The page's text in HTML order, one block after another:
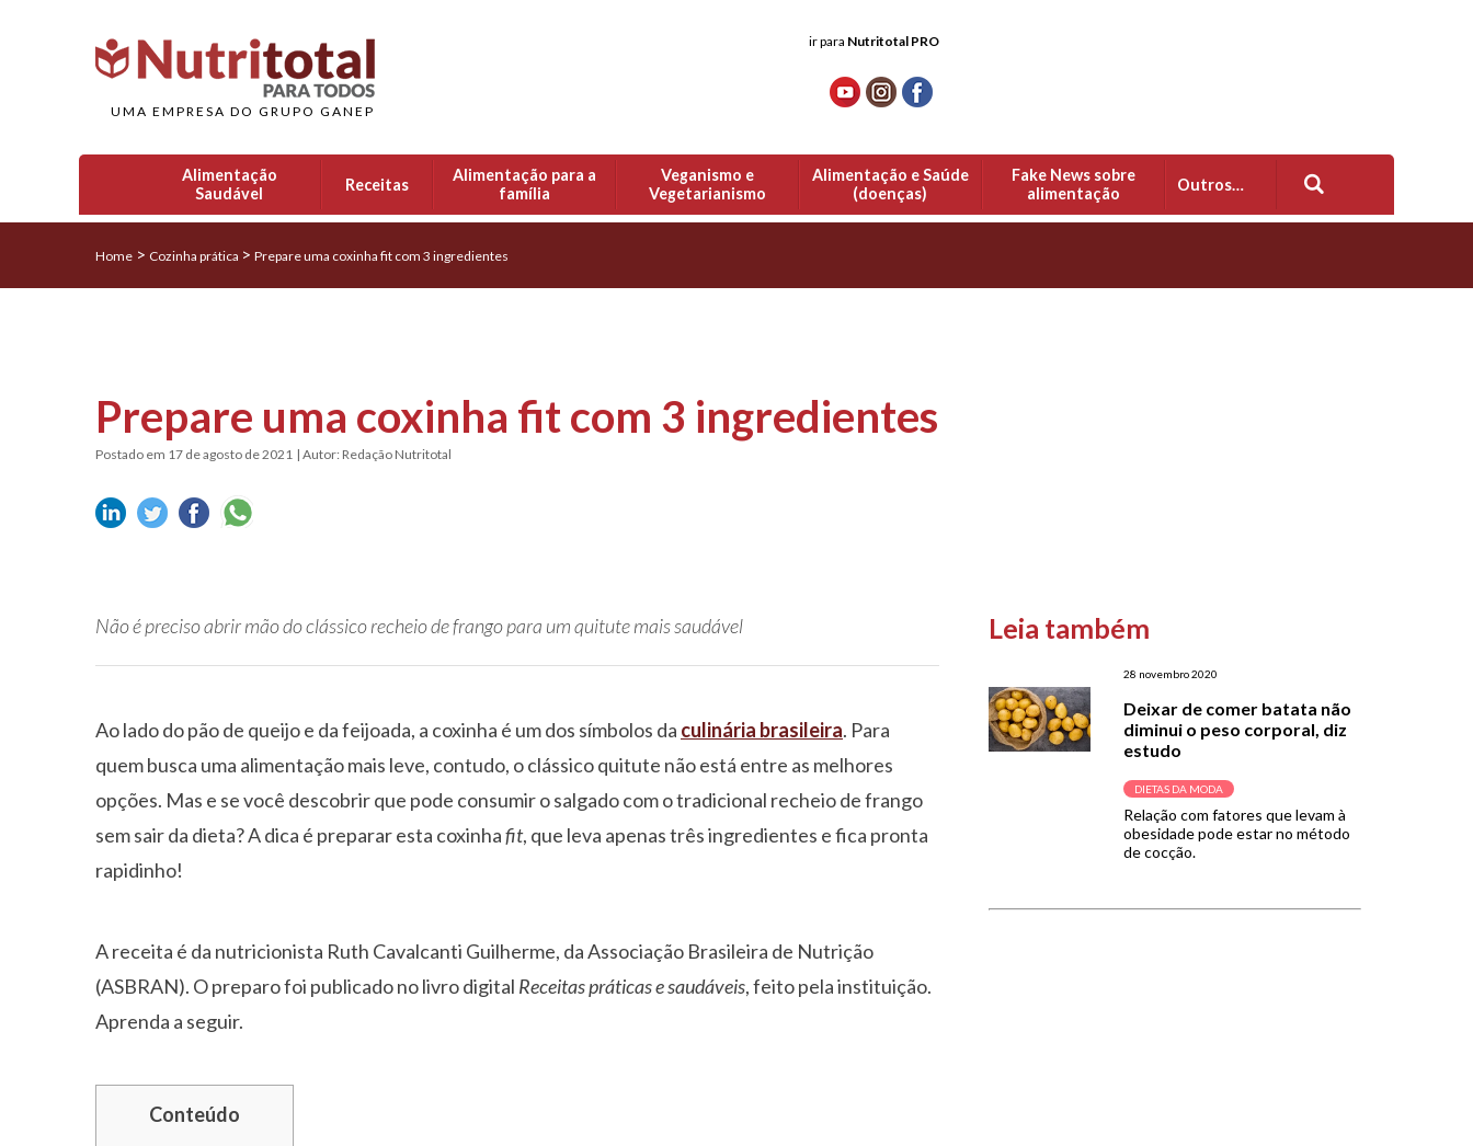
UMA EMPRESA DO GRUPO GANEP
ir para Nutritotal PRO
Alimentação
Saudável
Receitas
Alimentação para a
família
Veganismo e
Vegetarianismo
Alimentação e Saúde
(doenças)
Fake News sobre
alimentação
Outros…
Home > Cozinha prática > Prepare uma coxinha fit com 3 ingredientes
Prepare uma coxinha fit com 3 ingredientes
Postado em 17 de agosto de 2021 | Autor: Redação Nutritotal
Não é preciso abrir mão do clássico recheio de frango para um quitute mais saudável
Ao lado do pão de queijo e da feijoada, a coxinha é um dos símbolos da culinária brasileira. Para
quem busca uma alimentação mais leve, contudo, o clássico quitute não está entre as melhores
opções. Mas e se você descobrir que pode consumir o salgado com o tradicional recheio de frango
sem sair da dieta? A dica é preparar esta coxinhafit, que leva apenas três ingredientes e fica pronta
rapidinho!
A receita é da nutricionista Ruth Cavalcanti Guilherme, da Associação Brasileira de Nutrição
(ASBRAN). O preparo foi publicado no livro digital Receitas práticas e saudáveis, feito pela instituição.
Aprenda a seguir.
Conteúdo
Leia também
28 novembro 2020
Deixar de comer batata não
diminui o peso corporal, diz
estudo
DIETAS DA MODA
Relação com fatores que levam à
obesidade pode estar no método
de cocção.